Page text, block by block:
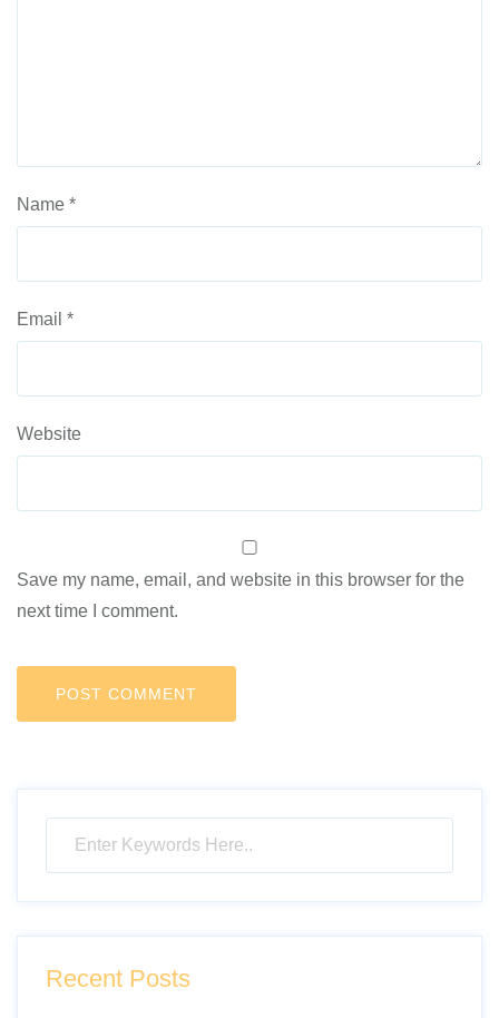
Name *
Email *
Website
Save my name, email, and website in this browser for the
next time I comment.
Recent Posts